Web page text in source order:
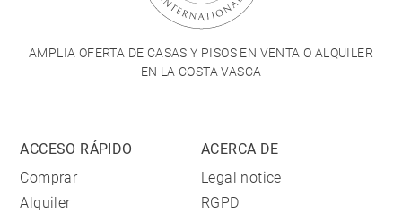
AMPLIA OFERTA DE CASAS Y PISOS EN VENTA O ALQUILER
EN LA COSTA VASCA
ACCESO RÁPIDO
Comprar
Alquiler
ACERCA DE
Legal notice
RGPD